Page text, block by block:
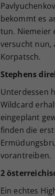
bekommt es
tun. Niemeier
versucht nun,
Korpatsch.
Stephens
Unterdessen
Wildcard
eingeplant
finden die
vorantreiben.
2
Ein echtes